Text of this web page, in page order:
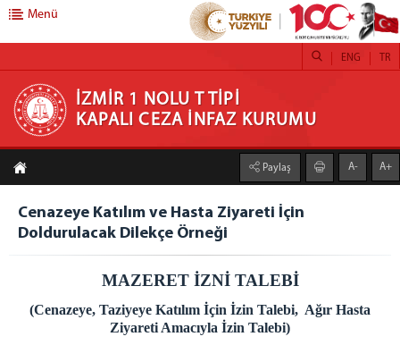
İZMİR 1 NOLU T TİPİ KAPALI CEZA İNFAZ
KURUMU
ANASAYFA
KURUMUMUZ
STOR PERDE
HOBİ ATÖLYESİ
TİYATROLARIMIZ
ATÖLYE VE İŞ YURTLARI
Menü
İZMİR 1 NOLU T TİPİ
KAPALI CEZA İNFAZ KURUMU
TR
ENG
Paylaş A- A+
Cenazeye Katılım ve Hasta Ziyareti İçin
Doldurulacak Dilekçe Örneği
MAZERET İZNİ TALEBİ
(Cenazeye, Taziyeye Katılım İçin İzin Talebi, Ağır Hasta
Ziyareti Amacıyla İzin Talebi)